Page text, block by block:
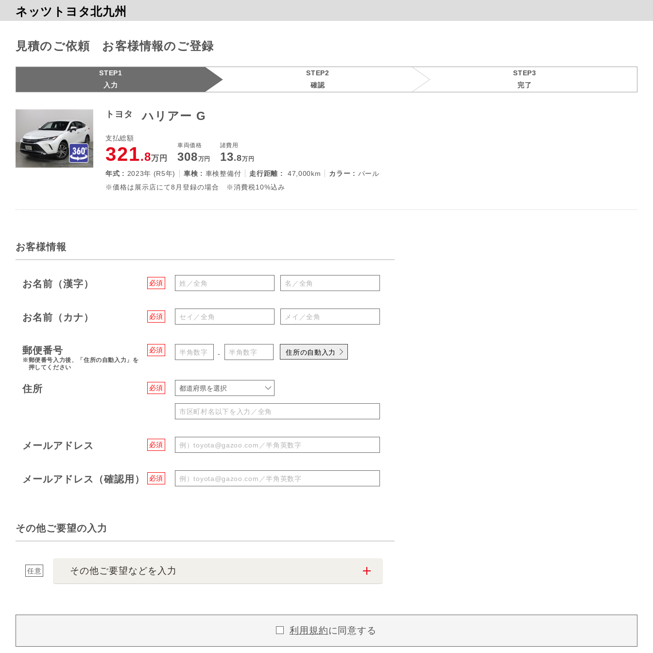
ネッツトヨタ北九州
見積のご依頼 お客様情報のご登録
STEP1
入力
STEP2
確認
STEP3
完了
トヨタ ハリアー G
支払総額
321.8万円
車両価格
308万円
諸費用
13.8万円
年式 : 2023年 (R5年) 車検 : 車検整備付 走行距離 : 47,000km カラー : パール
※価格は展示店にて8月登録の場合 ※消費税10%込み
お客様情報
必須
お名前（漢字）
必須
お名前（カナ）
必須
郵便番号
※郵便番号入力後、「住所の自動入力」を
押してください
- 住所の自動入力
必須
住所 都道府県を選択
必須
メールアドレス
必須
メールアドレス（確認用）
その他ご要望の入力
任意 その他ご要望などを入力
利用規約に同意する